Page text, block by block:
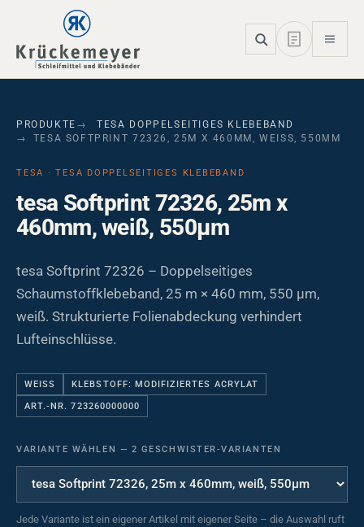
Skip to main navigation
Skip to main content
Skip to page footer
PRODUKTE
TESA DOPPELSEITIGES KLEBEBAND
TESA SOFTPRINT 72326, 25M X 460MM, WEISS, 550ΜM
TESA · TESA DOPPELSEITIGES KLEBEBAND
tesa Softprint 72326, 25m x
460mm, weiß, 550µm
tesa Softprint 72326 – Doppelseitiges
Schaumstoffklebeband, 25 m × 460 mm, 550 µm,
weiß. Strukturierte Folienabdeckung verhindert
Lufteinschlüsse.
WEISS KLEBSTOFF: MODIFIZIERTES ACRYLAT
ART.-NR. 723260000000
VARIANTE WÄHLEN — 2 GESCHWISTER-VARIANTEN
Jede Variante ist ein eigener Artikel mit eigener Seite – die Auswahl ruft